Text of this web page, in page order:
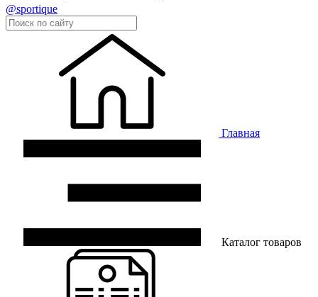
@sportique
Главная
Каталог товаров